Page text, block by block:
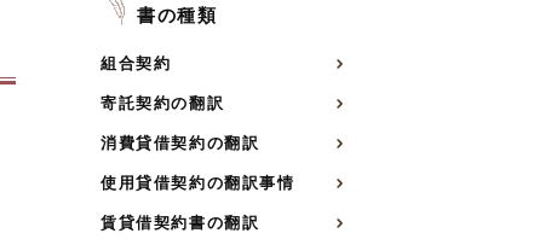
書の種類
組合契約
寄託契約の翻訳
消費貸借契約の翻訳
使用貸借契約の翻訳事情
賃貸借契約書の翻訳